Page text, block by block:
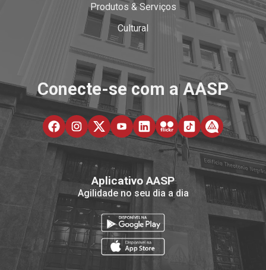
Produtos & Serviços
Cultural
Conecte-se com a AASP
Aplicativo AASP
Agilidade no seu dia a dia